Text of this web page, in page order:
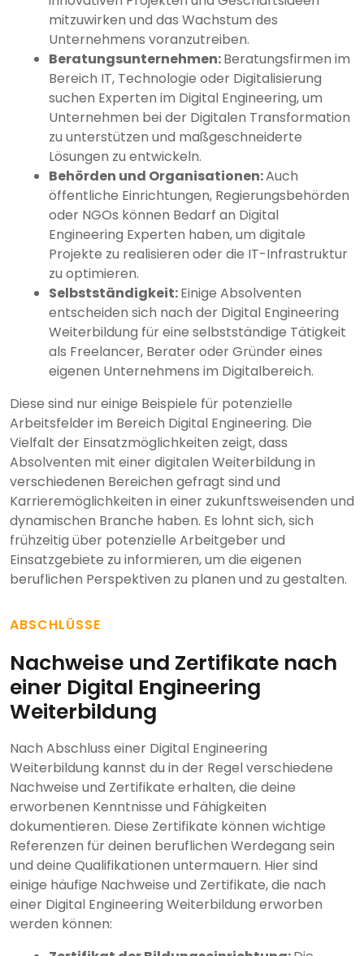
mitzuwirken und das Wachstum des
Unternehmens voranzutreiben.
Beratungsunternehmen:Beratungsfirmen im
Bereich IT, Technologie oder Digitalisierung
suchen Experten im Digital Engineering, um
Unternehmen bei der Digitalen Transformation
zu unterstützen und maßgeschneiderte
Lösungen zu entwickeln.
Behörden und Organisationen:Auch
öffentliche Einrichtungen, Regierungsbehörden
oder NGOs können Bedarf an Digital
Engineering Experten haben, um digitale
Projekte zu realisieren oder die IT-Infrastruktur
zu optimieren.
Selbstständigkeit:Einige Absolventen
entscheiden sich nach der Digital Engineering
Weiterbildung für eine selbstständige Tätigkeit
als Freelancer, Berater oder Gründer eines
eigenen Unternehmens im Digitalbereich.
Diese sind nur einige Beispiele für potenzielle
Arbeitsfelder im Bereich Digital Engineering. Die
Vielfalt der Einsatzmöglichkeiten zeigt, dass
Absolventen mit einer digitalen Weiterbildung in
verschiedenen Bereichen gefragt sind und
Karrieremöglichkeiten in einer zukunftsweisenden und
dynamischen Branche haben. Es lohnt sich, sich
frühzeitig über potenzielle Arbeitgeber und
Einsatzgebiete zu informieren, um die eigenen
beruflichen Perspektiven zu planen und zu gestalten.
ABSCHLÜSSE
Nachweise und Zertifikate nach
einer Digital Engineering
Weiterbildung
Nach Abschluss einer Digital Engineering
Weiterbildung kannst du in der Regel verschiedene
Nachweise und Zertifikate erhalten, die deine
erworbenen Kenntnisse und Fähigkeiten
dokumentieren. Diese Zertifikate können wichtige
Referenzen für deinen beruflichen Werdegang sein
und deine Qualifikationen untermauern. Hier sind
einige häufige Nachweise und Zertifikate, die nach
einer Digital Engineering Weiterbildung erworben
werden können: